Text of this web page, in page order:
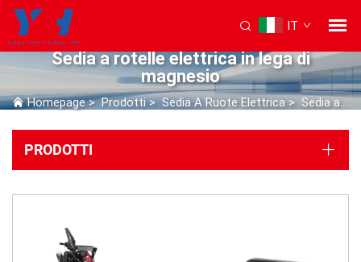
IT
Sedia a rotelle elettrica in lega di
magnesio
Homepage>Prodotti>Sedia A Ruote Elettrica>Sedia a rotelle elettrica in lega di magnesio
PRODOTTI